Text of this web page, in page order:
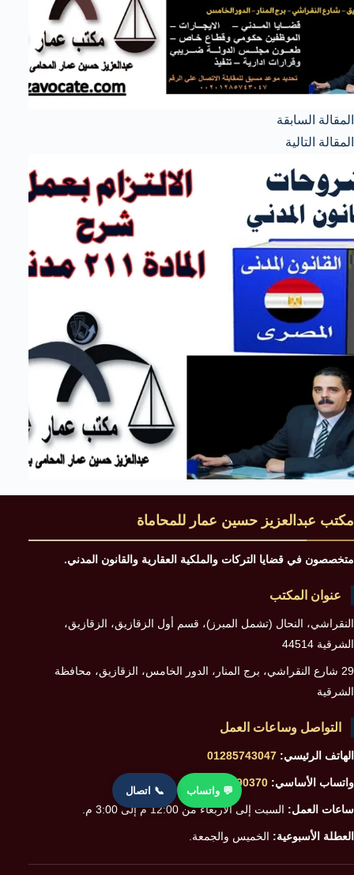
المقالة السابقة
المقالة التالية
مكتب عبدالعزيز حسين عمار للمحاماة
متخصصون في قضايا التركات والملكية العقارية والقانون المدني.
عنوان المكتب
النقراشي، النحال (تشمل المبرز)، قسم أول الزقازيق، الزقازيق،
الشرقية 44514
29 شارع النقراشي، برج المنار، الدور الخامس، الزقازيق، محافظة
الشرقية
التواصل وساعات العمل
الهاتف الرئيسي: 01285743047
واتساب الأساسي: 01228890370
ساعات العمل: السبت إلى الأربعاء من 12:00 م إلى 3:00 م.
العطلة الأسبوعية: الخميس والجمعة.
💬 واتساب 📞 اتصال